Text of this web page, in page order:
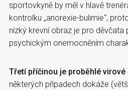
sportovkyně by měl v hlavě
kontrolku „anorexie-bulimie“,
nízký krevní obraz je pro děvčata
psychickým onemocněním
Třetí příčinou je proběhlé
některých případech dokáže